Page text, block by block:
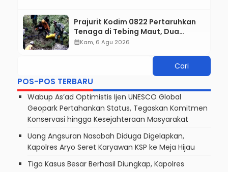
Prajurit Kodim 0822 Pertaruhkan
Tenaga di Tebing Maut, Dua
Jenazah Pendaki Gunung Piramid
calendar_monthKam, 6 Agu 2026
POS-POS TERBARU
Wabup As’ad Optimistis Ijen UNESCO Global
Geopark Pertahankan Status, Tegaskan Komitmen
Konservasi hingga Kesejahteraan Masyarakat
Uang Angsuran Nasabah Diduga Digelapkan,
Kapolres Aryo Seret Karyawan KSP ke Meja Hijau
Tiga Kasus Besar Berhasil Diungkap, Kapolres